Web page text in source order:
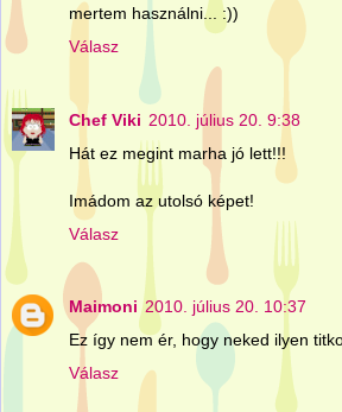
mertem használni... :))
Válasz
Chef Viki 2010. július 20. 9:38
Hát ez megint marha jó lett!!!
Imádom az utolsó képet!
Válasz
Maimoni 2010. július 20. 10:37
Ez így nem ér, hogy neked ilyen
Válasz